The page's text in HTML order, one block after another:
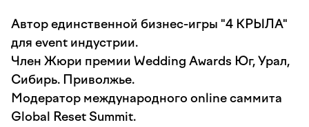
Автор единственной бизнес-игры "4 КРЫЛА"
для event индустрии.
Член Жюри премии Wedding Awards Юг, Урал,
Сибирь. Приволжье.
Модератор международного online саммита
Global Reset Summit.